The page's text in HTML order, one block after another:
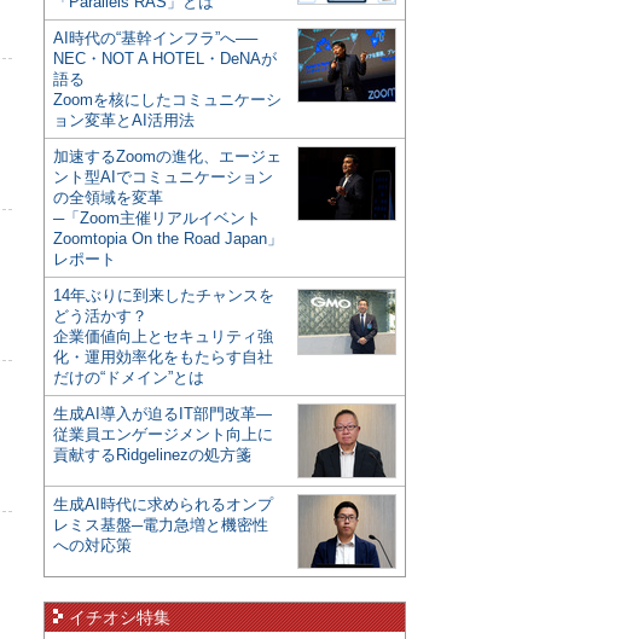
AI時代の“基幹インフラ”へ──
NEC・NOT A HOTEL・DeNAが
語る
Zoomを核にしたコミュニケーシ
ョン変革とAI活用法
加速するZoomの進化、エージェ
ント型AIでコミュニケーション
の全領域を変革
─「Zoom主催リアルイベント
Zoomtopia On the Road Japan」
レポート
14年ぶりに到来したチャンスを
どう活かす？
企業価値向上とセキュリティ強
化・運用効率化をもたらす自社
だけの“ドメイン”とは
生成AI導入が迫るIT部門改革―
従業員エンゲージメント向上に
貢献するRidgelinezの処方箋
生成AI時代に求められるオンプ
レミス基盤─電力急増と機密性
への対応策
イチオシ特集